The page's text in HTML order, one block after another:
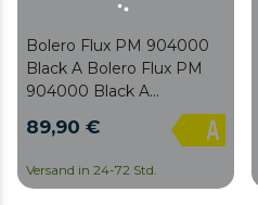
Bolero Flux PM 904000
Black A Bolero Flux PM
904000 Black A
Dunstabzugshaube, 90
Schwarz, DC-Motor,
89,90 €
Versand in 24-72 Std.